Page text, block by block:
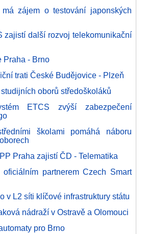
zájem o testování japonských
zajistí další rozvoj telekomunikační
Praha - Brno
trati České Budějovice - Plzeň
oborů středoškoláků
ETCS zvýší zabezpečení
školami pomáhá náboru
Praha zajistí ČD - Telematika
oficiálním partnerem Czech Smart
v L2 síti klíčové infrastruktury státu
nádraží v Ostravě a Olomouci
pro Brno